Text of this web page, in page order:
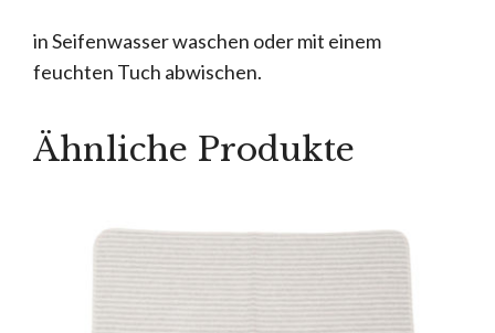
in Seifenwasser waschen oder mit einem
feuchten Tuch abwischen.
Ähnliche Produkte